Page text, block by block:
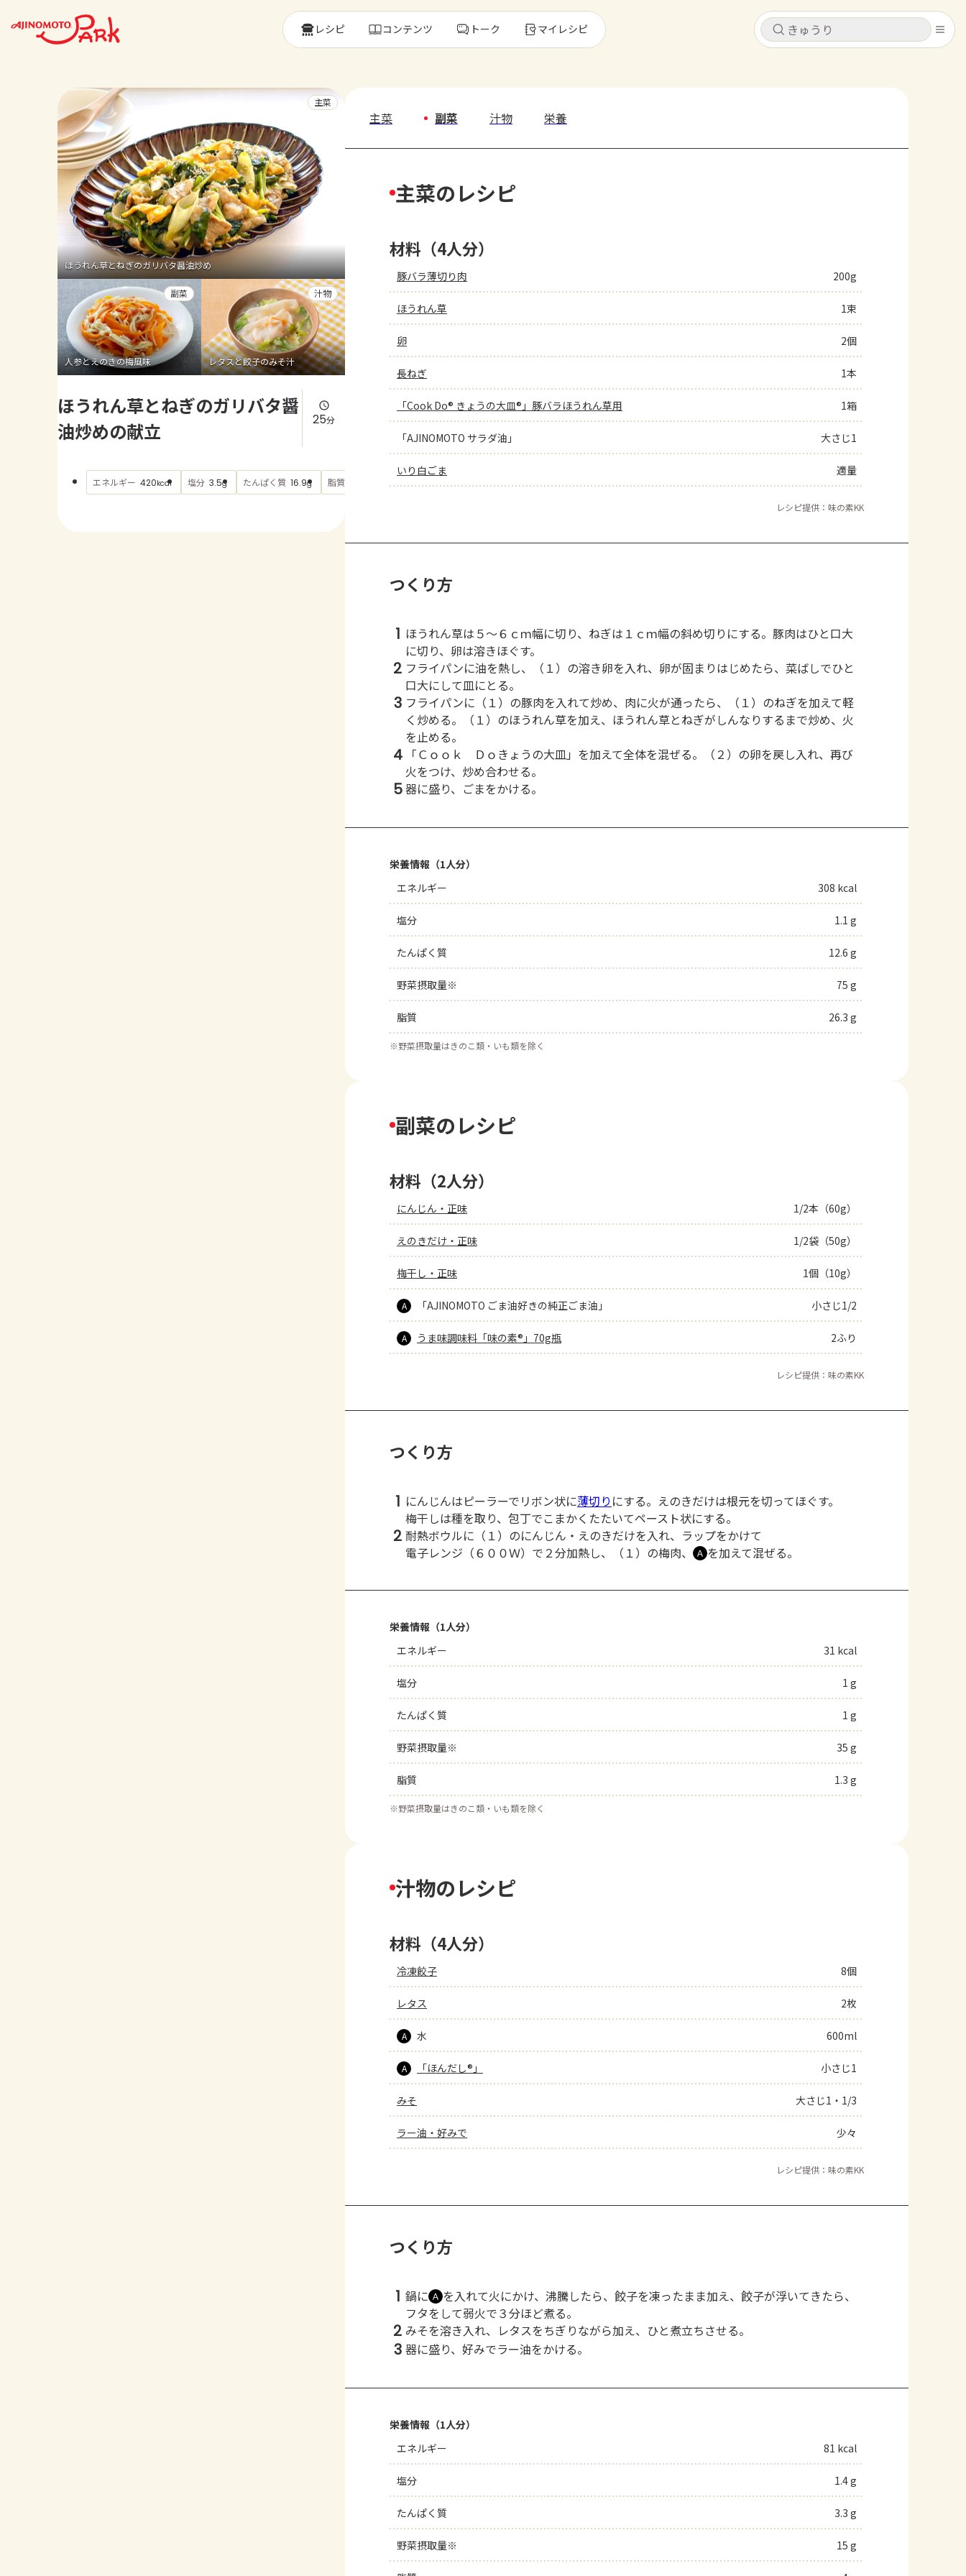
キャンセル
よくあるお問い合わせ
お買い物
キャンセル
レシピ コンテンツ トーク マイレシピ
ほうれん草とねぎのガリバタ醤油炒め
主菜
人参とえのきの梅風味
副菜
レタスと餃子のみそ汁
汁物
ほうれん草とねぎのガリバタ醤
油炒めの献立
25分
エネルギー 420kcal 塩分 3.5g たんぱく質 16.9g 脂質 もっと見る
主菜 副菜 汁物 栄養
主菜のレシピ
材料（4人分）
豚バラ薄切り肉 200g
ほうれん草 1束
卵 2個
長ねぎ 1本
「Cook Do® きょうの大皿®」豚バラほうれん草用 1箱
「AJINOMOTO サラダ油」 大さじ1
いり白ごま 適量
レシピ提供：味の素KK
つくり方
1 ほうれん草は５～６ｃｍ幅に切り、ねぎは１ｃｍ幅の斜め切りにする。豚肉はひと口大
に切り、卵は溶きほぐす。
2 フライパンに油を熱し、（１）の溶き卵を入れ、卵が固まりはじめたら、菜ばしでひと
口大にして皿にとる。
3 フライパンに（１）の豚肉を入れて炒め、肉に火が通ったら、（１）のねぎを加えて軽
く炒める。（１）のほうれん草を加え、ほうれん草とねぎがしんなりするまで炒め、火
を止める。
4
「Ｃｏｏｋ Ｄｏきょうの大皿」を加えて全体を混ぜる。（２）の卵を戻し入れ、再び
火をつけ、炒め合わせる。
5器に盛り、ごまをかける。
栄養情報（1人分）
エネルギー
308 kcal
塩分 1.1 g
たんぱく質 12.6 g
野菜摂取量※ 75 g
脂質 26.3 g
※野菜摂取量はきのこ類・いも類を除く
副菜のレシピ
材料（2人分）
にんじん・正味 1/2本（60g）
えのきだけ・正味 1/2袋（50g）
梅干し・正味 1個（10g）
A 「AJINOMOTO ごま油好きの純正ごま油」 小さじ1/2
A うま味調味料「味の素®」70g瓶 2ふり
レシピ提供：味の素KK
つくり方
1 にんじんはピーラーでリボン状に薄切り にする。えのきだけは根元を切ってほぐす。
梅干しは種を取り、包丁でこまかくたたいてペースト状にする。
2 耐熱ボウルに（１）のにんじん・えのきだけを入れ、ラップをかけて
電子レンジ（６００Ｗ）で２分加熱し、（１）の梅肉、
Ａ を加えて混ぜる。
栄養情報（1人分）
エネルギー
31 kcal
塩分 1 g
たんぱく質 1 g
野菜摂取量※ 35 g
脂質 1.3 g
※野菜摂取量はきのこ類・いも類を除く
汁物のレシピ
材料（4人分）
冷凍餃子 8個
レタス 2枚
A 水 600ml
A 「ほんだし®」 小さじ1
みそ 大さじ1・1/3
ラー油・好みで 少々
レシピ提供：味の素KK
つくり方
1 鍋に Ａ を入れて火にかけ、沸騰したら、餃子を凍ったまま加え、餃子が浮いてきたら、
フタをして弱火で３分ほど煮る。
2 みそを溶き入れ、レタスをちぎりながら加え、ひと煮立ちさせる。
3 器に盛り、好みでラー油をかける。
栄養情報（1人分）
エネルギー
81 kcal
塩分 1.4 g
たんぱく質 3.3 g
野菜摂取量※ 15 g